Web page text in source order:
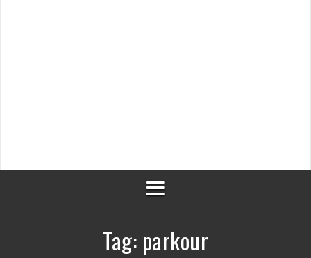
Tag: parkour